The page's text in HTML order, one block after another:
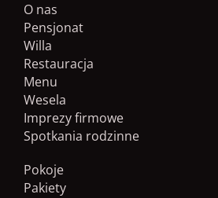
O nas
Pensjonat
Willa
Restauracja
Menu
Wesela
Imprezy firmowe
Spotkania rodzinne
Pokoje
Pakiety